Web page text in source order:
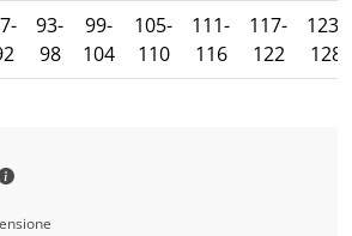
93-
98
99-
104
105-
110
111-
116
117-
122
123-
128
Entire M Sp. z.o.o. - Dettagli di contatto